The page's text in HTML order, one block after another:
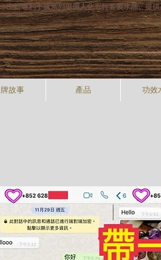
打專利手狐系列與個人化五行客製水晶。提
故事 產品 功效